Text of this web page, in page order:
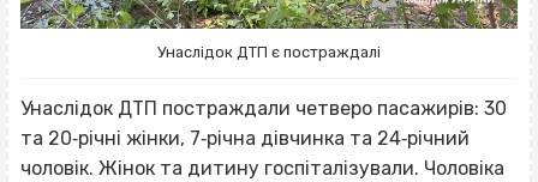
Унаслідок ДТП є постраждалі
Унаслідок ДТП постраждали четверо пасажирів: 30
та 20‐річні жінки, 7‐річна дівчинка та 24‐річний
чоловік. Жінок та дитину госпіталізували. Чоловіка